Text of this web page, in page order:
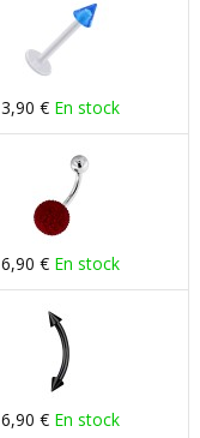
3,90 € En stock
6,90 € En stock
6,90 € En stock